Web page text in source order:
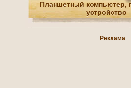
Планшетный компьютер,
устройство
Реклама